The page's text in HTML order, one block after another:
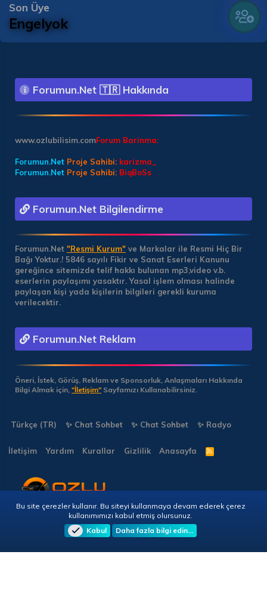
Son Üye
Engelyok
Forumun.Net 🇹🇷 Hakkında
Forum Barinma:
www.ozlubilisim.com
Forumun.Net Proje Sahibi: karizma_
Forumun.Net Proje Sahibi: BiqBoSs
Forumun.Net Bilgilendirme
Forumun.Net "Resmi Kurum" ve Markalar ile Resmi Hiç Bir
Bağı Yoktur.! 5846 sayılı Fikir ve Sanat Eserleri Kanunu
gereğince sitemizde telif hakkı bulunan mp3,video v.b.
eserlerin paylaşımı yasaktır. Yasal işlem olması halinde
paylaşan kişi yada kişilerin bilgileri gerekli kuruma
verilecektir.
Forumun.Net Reklam
Öneri, İstek, Görüş, Reklam ve Sponsorluk, Anlaşmaları Hakkında
Bilgi Almak için, "İletişim" Sayfamızı Kullanabilirsiniz.
Türkçe (TR) ✨ Chat Sohbet ✨ Chat Sohbet ✨ Radyo
İletişim Yardım Kurallar Gizlilik Anasayfa
R
S
Copyright © 2026 🎭 Forumun.NET - Tüm Hakları Saklıdır!
Bu site çerezler kullanır. Bu siteyi kullanmaya devam ederek çerez
kullanımımızı kabul etmiş olursunuz.
Kabul
Daha fazla bilgi edin…